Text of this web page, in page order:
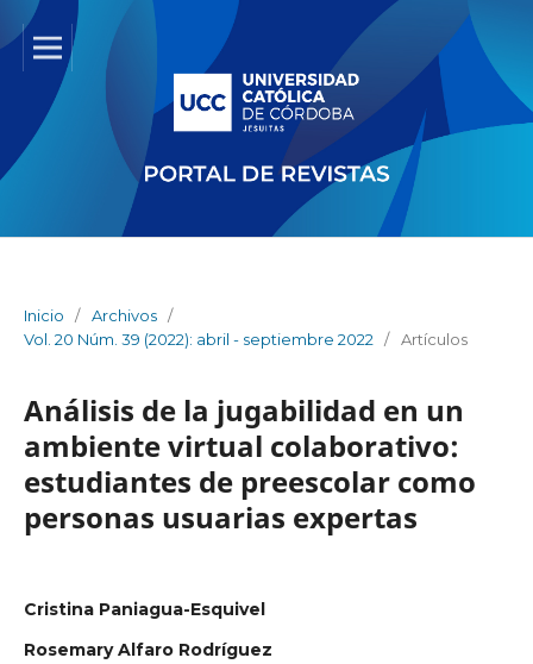
Inicio / Archivos /
Vol. 20 Núm. 39 (2022): abril - septiembre 2022
/ Artículos
Análisis de la jugabilidad en un
ambiente virtual colaborativo:
estudiantes de preescolar como
personas usuarias expertas
Cristina Paniagua-Esquivel
Rosemary Alfaro Rodríguez